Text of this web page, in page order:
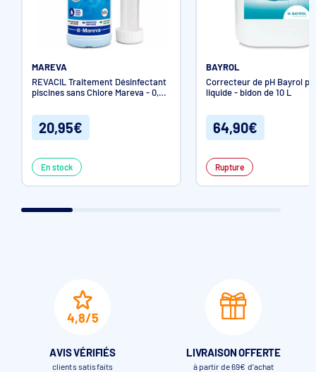
MAREVA
REVACIL Traitement Désinfectant
piscines sans Chlore Mareva - 0,9L
20,95€
En stock
BAYROL
Correcteur de pH Bayrol
liquide - bidon de 10 L
64,90€
Rupture
4,8/5
AVIS VÉRIFIÉS
clients satisfaits
LIVRAISON OFFERTE
à partir de 69€ d’achat